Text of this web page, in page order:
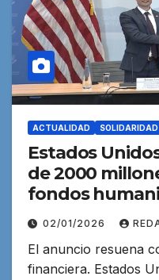
ACTUALIDAD SOLIDARIDAD
Estados
de 2000
fondos
02/01/2026
El anuncio resuena
financiera. Estados